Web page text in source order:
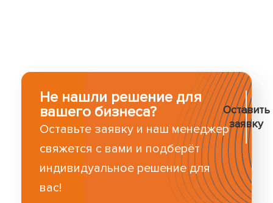
Не нашли решение для
вашего бизнеса?
Оставьте заявку и наш менеджер
свяжется с вами и подберёт
индивидуальное решение для
вас!
Оставить
заявку